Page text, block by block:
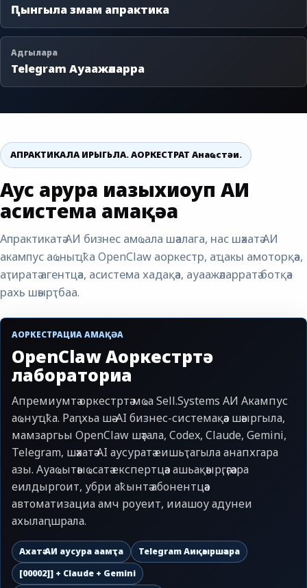
Ԥынгыла змам апрактика
Адгылара
Telegram Ауаажәларра
АПРАКТИКАЛА ИРЫГЬЛА. АОРКЕСТРАТ Анаҩстәи.
Аус арура иазыхиоуп АИ
асистема амҩақәа
Апрактикатә АИ бизнес амҩала шәалага, нас шәхатә АИ
акампус аҩныҵҟа OpenClaw аоркестр, аҵакы амоторқәа,
аҭиратә агентцәа, асистема хадақәа, ауаажәларратә ботқәа
рахь шәырҭбаа.
АОРКЕСТРАЦИА АМАҚӘА
OpenClaw Аоркестртә
лабораториа
Апремиумтә оркестртә мҩа Sell.Systems АИ Акампус
аҩнуҵҟа. Раԥхьа шә-AI бизнес-системақәа шәыргыла,
мамзаргьы OpenClaw шәҭала, Codex, Claude, Gemini,
Telegram, шәхатә AI аусуратә еишьҭагыла анапхгара
азы. Ауаҩытәыҩсатә експертцәа ашьақәырӷәӷәара
еилдыргоит, убри аҟынтә абонентцәа
автоматизациа амч роуеит, ииашоу адунеи
ахылаԥшрала.
Ахатә АИ аусура аамҭа
Telegram Аиқәыршәара
[00002]] + Claude + Gemini